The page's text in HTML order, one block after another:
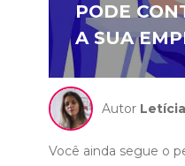
PODE
A SUA
Autor
Você ainda segue o